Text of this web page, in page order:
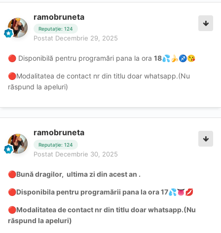
ramobruneta
Reputație: 124
Postat Decembrie 29, 2025
🔴 Disponibilă pentru programări pana la ora 18💦🍌♐😘
🔴Modalitatea de contact nr din titlu doar whatsapp.(Nu
răspund la apeluri)
ramobruneta
Reputație: 124
Postat Decembrie 30, 2025
🔴Bună dragilor, ultima zi din acest an .
🔴Disponibila pentru programării pana la ora 17💦👅💋
🔴Modalitatea de contact nr din titlu doar whatsapp.(Nu
răspund la apeluri)